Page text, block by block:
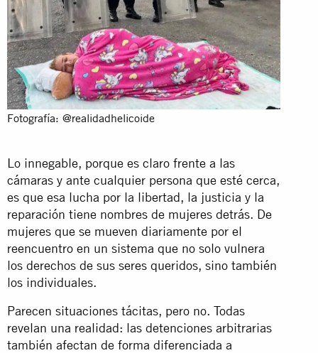
Fotografía: @realidadhelicoide
Lo innegable, porque es claro frente a las
cámaras y ante cualquier persona que esté cerca,
es que esa lucha por la libertad, la justicia y la
reparación tiene nombres de mujeres detrás. De
mujeres que se mueven diariamente por el
reencuentro en un sistema que no solo vulnera
los derechos de sus seres queridos, sino también
los individuales.
Parecen situaciones tácitas, pero no. Todas
revelan una realidad: las detenciones arbitrarias
también afectan de forma diferenciada a